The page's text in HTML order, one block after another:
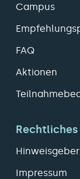
Campus
FAQ
Aktionen
Rechtliches
Impressum